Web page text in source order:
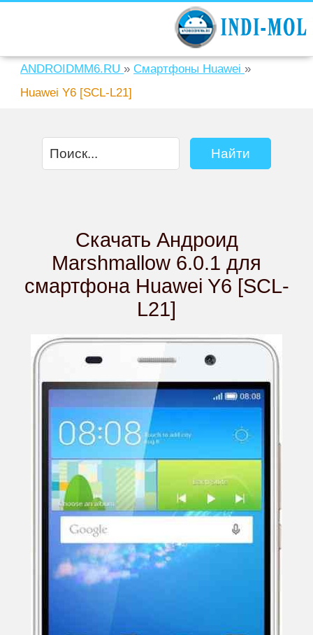
ANDROIDMM6.RU » Смартфоны Huawei »
Huawei Y6 [SCL-L21]
Скачать Андроид
Marshmallow 6.0.1 для
смартфона Huawei Y6 [SCL-
L21]